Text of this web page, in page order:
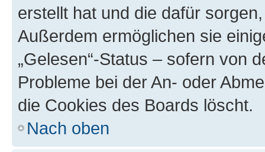
erstellt hat und die dafür
Außerdem ermöglichen sie
„Gelesen“-Status – sofern von
Probleme bei der An- oder
die Cookies des Boards löscht.
Nach oben